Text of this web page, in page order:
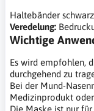
Haltebänder
Veredelung:
Wichtige
Es wird empfohlen,
durchgehend zu
Bei der Mund-
Medizinprodukt
Die Maske ist nur